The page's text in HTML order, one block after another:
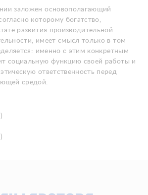
заложен основополагающий
которому богатство,
развития производительной
имеет смысл только в том
именно с этим конкретным
социальную функцию своей работы и
ответственность перед
средой.